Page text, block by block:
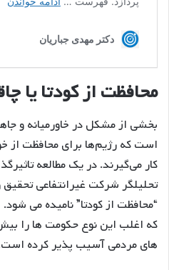
محافظت از کودتا یا
بخشی از مشکل در خاورمیانه و
است که رژیم‌ها برای محافظت از
کار می‌گیرند. در یک مطالعه
تحلیلگر شرکت غیرانتفاعی
“محافظت از کودتا” نامیده می
که اغلب این نوع حکومت ها را
های مردمی آسیب پذیر کرده